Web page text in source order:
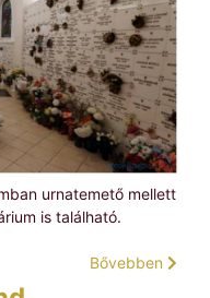
urnatemető mellett
is található.
Bővebben